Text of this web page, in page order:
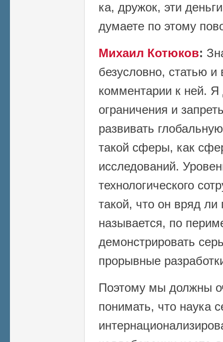
ка, дружок, эти
думаете по этому
Михаил Котюков:
безусловно, статью
комментарии к ней.
ограничения и
развивать
такой сферы, как
исследований.
технологического
такой, что он вряд ли
называется, по
демонстрировать
прорывные
Поэтому мы должны
понимать, что наука